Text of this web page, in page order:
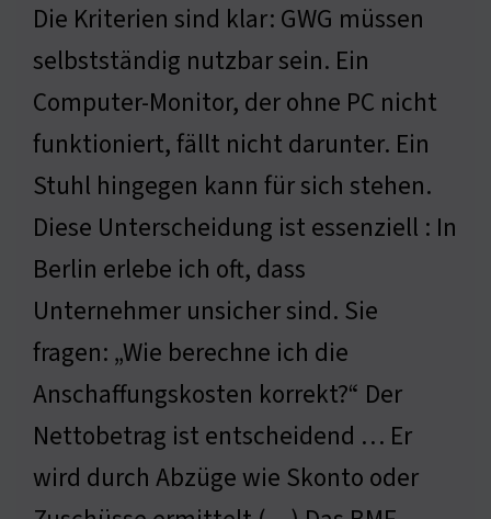
Die Kriterien sind klar: GWG müssen
selbstständig nutzbar sein. Ein
Computer-Monitor, der ohne PC nicht
funktioniert, fällt nicht darunter. Ein
Stuhl hingegen kann für sich stehen.
Diese Unterscheidung ist essenziell : In
Berlin erlebe ich oft, dass
Unternehmer unsicher sind. Sie
fragen: „Wie berechne ich die
Anschaffungskosten korrekt?“ Der
Nettobetrag ist entscheidend … Er
wird durch Abzüge wie Skonto oder